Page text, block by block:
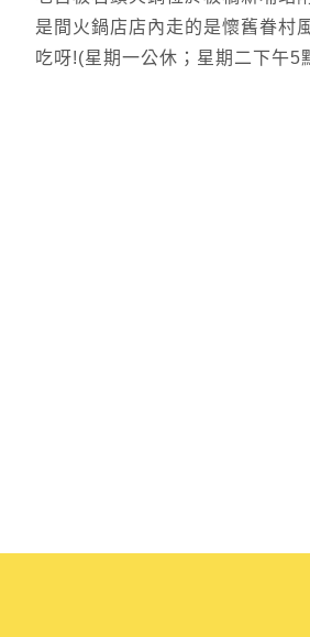
是間火鍋店店內走的是懷舊眷村
吃呀!(星期一公休；星期二下午5